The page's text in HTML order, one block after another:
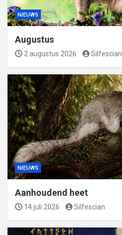
NIEUWS
Augustus
2 augustus 2026 Silfescian
NIEUWS
Aanhoudend heet
14 juli 2026 Silfescian